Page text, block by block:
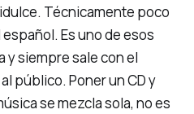
Técnicamente poco
Es uno de esos
y siempre sale con el
público. Poner un CD y
se mezcla sola, no es